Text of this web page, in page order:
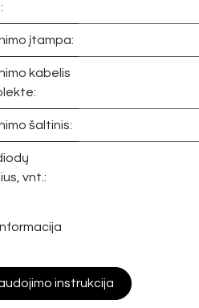
įtampa:
kabelis
šaltinis:
vnt.:
instrukcija